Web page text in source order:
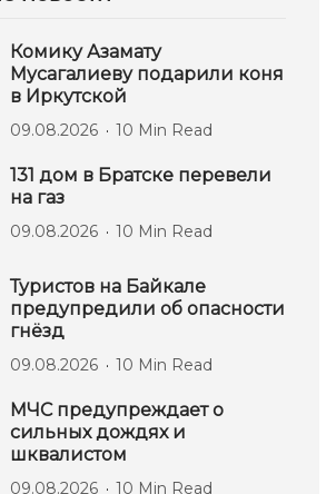
Комику Азамату
Мусагалиеву подарили коня
в Иркутской
09.08.2026 10 Min Read
131 дом в Братске перевели
на газ
09.08.2026 10 Min Read
Туристов на Байкале
предупредили об опасности
гнёзд
09.08.2026 10 Min Read
МЧС предупреждает о
сильных дождях и
шквалистом
09.08.2026 10 Min Read